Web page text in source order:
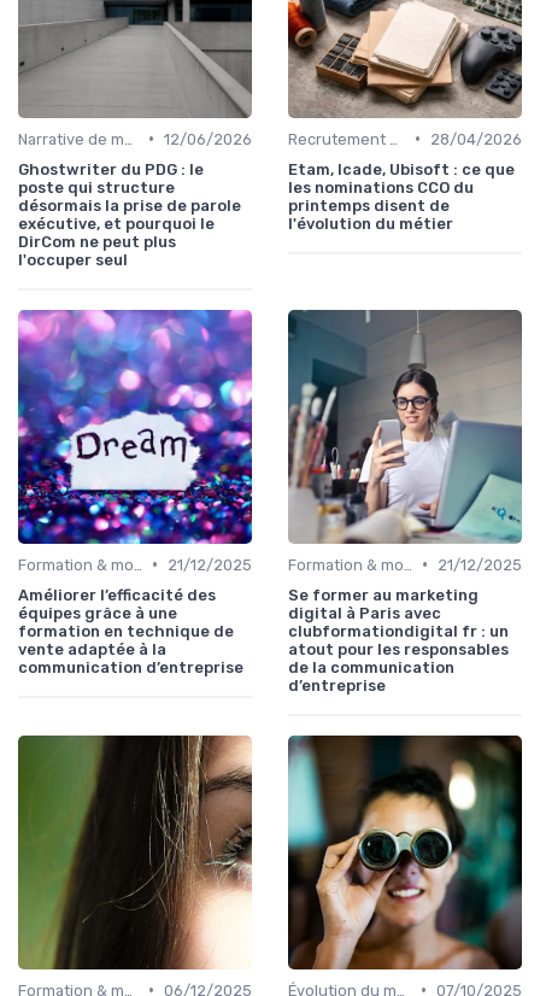
• 12/06/2026
Ghostwriter du PDG : le
poste qui structure
désormais la prise de parole
exécutive, et pourquoi le
DirCom ne peut plus
l'occuper seul
•
28/04/2026
Etam, Icade, Ubisoft : ce que
les nominations CCO du
printemps disent de
l'évolution du métier
•
21/12/2025
Améliorer l’efficacité des
équipes grâce à une
formation en technique de
vente adaptée à la
communication d’entreprise
•
21/12/2025
Se former au marketing
digital à Paris avec
clubformationdigital fr : un
atout pour les responsables
de la communication
d’entreprise
• 06/12/2025
• 07/10/2025